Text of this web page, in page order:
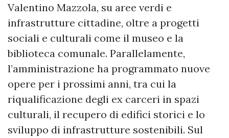
Valentino Mazzola, su aree verdi e
infrastrutture cittadine, oltre a progetti
sociali e culturali come il museo e la
biblioteca comunale. Parallelamente,
l’amministrazione ha programmato nuove
opere per i prossimi anni, tra cui la
riqualificazione degli ex carceri in spazi
culturali, il recupero di edifici storici e lo
sviluppo di infrastrutture sostenibili. Sul